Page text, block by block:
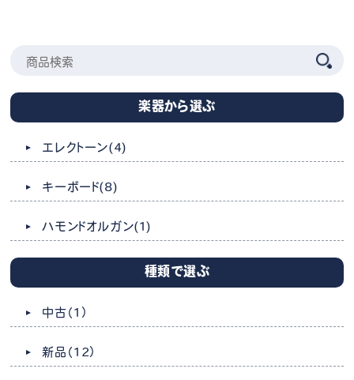
楽器から選ぶ
エレクトーン(4)
キーボード(8)
ハモンドオルガン(1)
種類で選ぶ
中古 （1）
新品 （12）